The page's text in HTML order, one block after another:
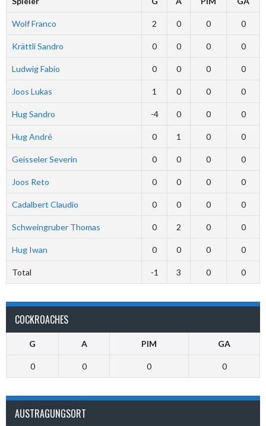
Wolf Franco 2 0 0 0
Krättli Sandro 0 0 0 0
Ludwig Fabio 0 0 0 0
Joos Lukas 1 0 0 0
Hug Sandro -4 0 0 0
Hug André 0 1 0 0
Geisseler Severin 0 0 0 0
Joos Reto 0 0 0 0
Cadalbert Claudio 0 0 0 0
Schweingruber Thomas 0 2 0 0
Hug Iwan 0 0 0 0
Total -1 3 0 0
COCKROACHES
G A PIM GA
0 0 0 0
AUSTRAGUNGSORT